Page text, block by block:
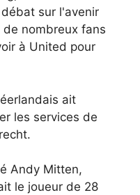
sur l'avenir
nombreux fans
à United pour
ait
les services de
Andy Mitten,
le joueur de 28